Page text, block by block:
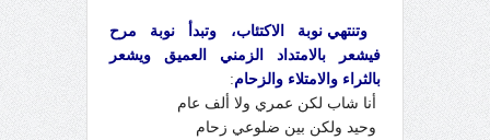
وتنتهي نوبة الاكتئاب، وتبدأ نوبة مرح
فيشعر بالامتداد الزمني العميق ويشعر
بالثراء والامتلاء والزحام:
أنا شاب لكن عمري ولا ألف عام
وحيد ولكن بين ضلوعي زحام